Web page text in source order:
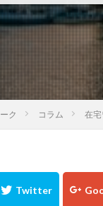
ク コラム 在